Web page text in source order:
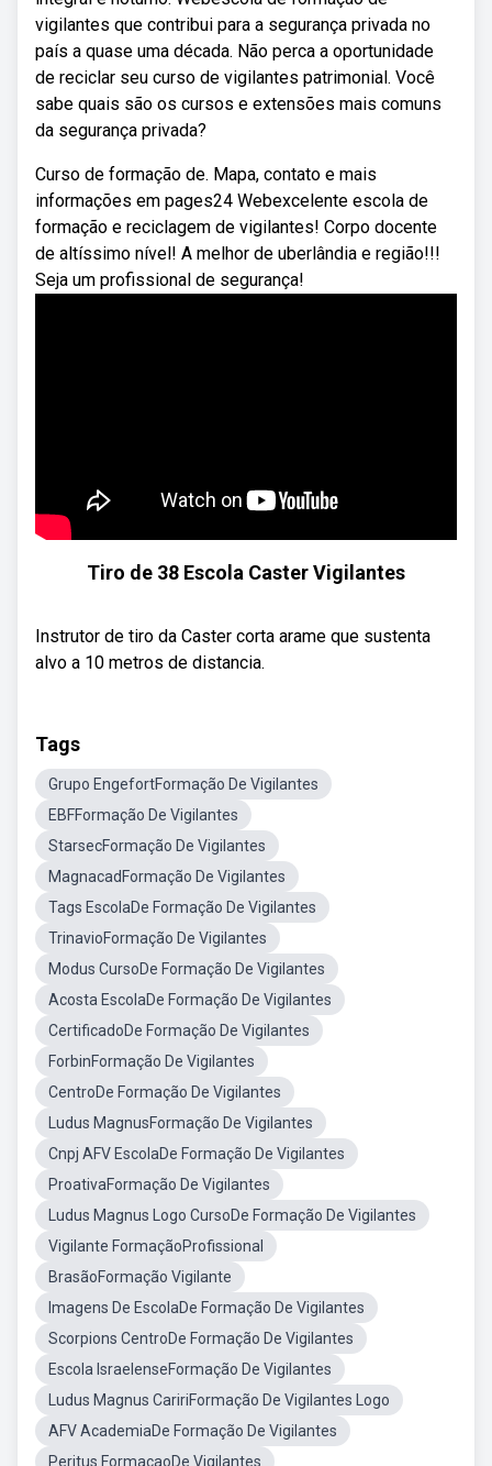
vigilantes que contribui para a segurança privada no
país a quase uma década. Não perca a oportunidade
de reciclar seu curso de vigilantes patrimonial. Você
sabe quais são os cursos e extensões mais comuns
da segurança privada?
Curso de formação de. Mapa, contato e mais
informações em pages24 Webexcelente escola de
formação e reciclagem de vigilantes! Corpo docente
de altíssimo nível! A melhor de uberlândia e região!!!
Seja um profissional de segurança!
Tiro de 38 Escola Caster Vigilantes
Instrutor de tiro da Caster corta arame que sustenta
alvo a 10 metros de distancia.
Tags
Grupo EngefortFormação De Vigilantes
EBFFormação De Vigilantes
StarsecFormação De Vigilantes
MagnacadFormação De Vigilantes
Tags EscolaDe Formação De Vigilantes
TrinavioFormação De Vigilantes
Modus CursoDe Formação De Vigilantes
Acosta EscolaDe Formação De Vigilantes
CertificadoDe Formação De Vigilantes
ForbinFormação De Vigilantes
CentroDe Formação De Vigilantes
Ludus MagnusFormação De Vigilantes
Cnpj AFV EscolaDe Formação De Vigilantes
ProativaFormação De Vigilantes
Ludus Magnus Logo CursoDe Formação De Vigilantes
Vigilante FormaçãoProfissional
BrasãoFormação Vigilante
Imagens De EscolaDe Formação De Vigilantes
Scorpions CentroDe Formação De Vigilantes
Escola IsraelenseFormação De Vigilantes
Ludus Magnus CaririFormação De Vigilantes Logo
AFV AcademiaDe Formação De Vigilantes
Peritus FormacaoDe Vigilantes